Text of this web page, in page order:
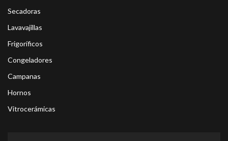
Secadoras
Lavavajillas
Frigoríficos
Congeladores
Campanas
Hornos
Vitrocerámicas